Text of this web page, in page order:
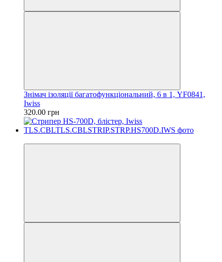
Знімач ізоляції багатофункціональний, 6 в 1, YF0841,
Iwiss
320.00 грн